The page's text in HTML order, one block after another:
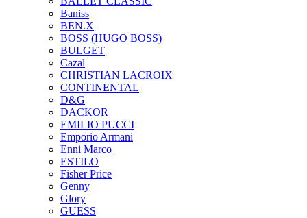
Baniss
BEN.X
BOSS (HUGO BOSS)
BULGET
Cazal
CHRISTIAN LACROIX
CONTINENTAL
D&G
DACKOR
EMILIO PUCCI
Emporio Armani
Enni Marco
ESTILO
Fisher Price
Genny
Glory
GUESS